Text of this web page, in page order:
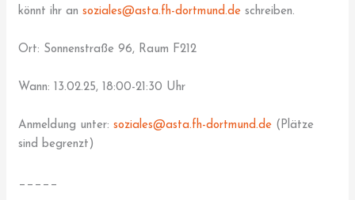
könnt ihr ansoziales@asta.fh-dortmund.de schreiben.
Ort: Sonnenstraße 96, Raum F212
Wann: 13.02.25, 18:00-21:30 Uhr
Anmeldung unter:soziales@asta.fh-dortmund.de (Plätze
sind begrenzt)
_____